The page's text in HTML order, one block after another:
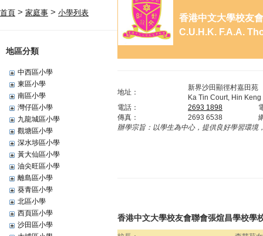
首頁 > 家庭事 > 小學列表
地區分類
中西區小學
東區小學
南區小學
灣仔區小學
九龍城區小學
觀塘區小學
深水埗區小學
黃大仙區小學
油尖旺區小學
離島區小學
葵青區小學
北區小學
西頁區小學
沙田區小學
香港中文大學校友
C.U.H.K. F.A.A.
地址：
新界沙田顯徑村嘉田苑
Ka Tin Court, Hin
電話：
2693 1898
傳真：
2693 6538
辦學宗旨： 以學生為中心，提供良好學習環境
香港中文大學校友會聯會張煊昌學校學